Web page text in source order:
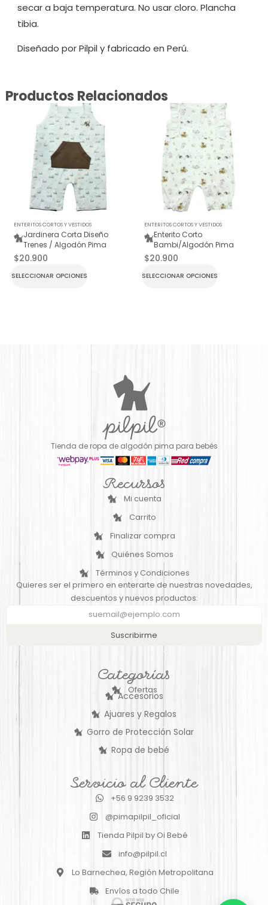
secar a baja temperatura. No usar cloro. Plancha
tibia.
Diseñado por Pilpil y fabricado en Perú.
Productos Relacionados
ENTERITOS CORTOS Y VESTIDOS
Jardinera Corta Diseño
Trenes / Algodón Pima
$20.900
SELECCIONAR OPCIONES
ENTERITOS CORTOS Y VESTIDOS
Enterito Corto
Bambi/Algodón Pima
$20.900
SELECCIONAR OPCIONES
Tienda de ropa de algodón pima para bebés
Recursos
Mi cuenta
Carrito
Finalizar compra
Quiénes Somos
Términos y Condiciones
Quieres ser el primero en enterarte de nuestras novedades,
descuentos y nuevos productos:
Suscribirme
Categorías
Ofertas
Accesorios
Ajuares y Regalos
Gorro de Protección Solar
Ropa de bebé
Servicio al Cliente
+56 9 9239 3532
@pimapilpil_oficial
Tienda Pilpil by Oi Bebé
info@pilpil.cl
Lo Barnechea, Región Metropolitana
Envíos a todo Chile